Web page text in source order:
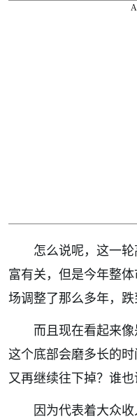
怎么说呢，这一
富有关，但是今年整
场调整了那么多年，跌
而且现在看起来
这个底部会磨多长的时
又再继续往下掉？谁也
因为代表着大众